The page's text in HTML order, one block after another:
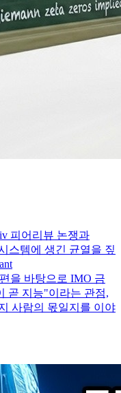
피어리뷰 논쟁과
스템에 생긴 균열을 짚
편을 바탕으로 IMO 금
곧 지능"이라는 관점,
사람의 몫일지를 이야